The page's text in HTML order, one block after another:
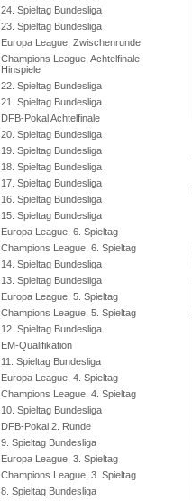
24. Spieltag Bundesliga
23. Spieltag Bundesliga
Europa League, Zwischenrunde
Champions League, Achtelfinale
Hinspiele
22. Spieltag Bundesliga
21. Spieltag Bundesliga
DFB-Pokal Achtelfinale
20. Spieltag Bundesliga
19. Spieltag Bundesliga
18. Spieltag Bundesliga
17. Spieltag Bundesliga
16. Spieltag Bundesliga
15. Spieltag Bundesliga
Europa League, 6. Spieltag
Champions League, 6. Spieltag
14. Spieltag Bundesliga
13. Spieltag Bundesliga
Europa League, 5. Spieltag
Champions League, 5. Spieltag
12. Spieltag Bundesliga
EM-Qualifikation
11. Spieltag Bundesliga
Europa League, 4. Spieltag
Champions League, 4. Spieltag
10. Spieltag Bundesliga
DFB-Pokal 2. Runde
9. Spieltag Bundesliga
Europa League, 3. Spieltag
Champions League, 3. Spieltag
8. Spieltag Bundesliga